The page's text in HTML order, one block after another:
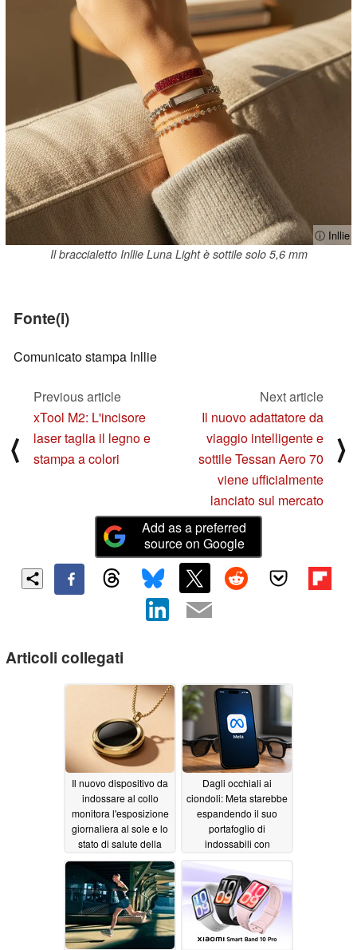
ⓘ Inllie
Il braccialetto Inllie Luna Light è sottile solo 5,6 mm
Fonte(i)
Comunicato stampa Inllie
⟨
Previous article
xTool M2: L'incisore
laser taglia il legno e
stampa a colori
Next article
Il nuovo adattatore da
viaggio intelligente e
sottile Tessan Aero 70
viene ufficialmente
lanciato sul mercato
⟩
Add as a preferred
source on Google
Articoli collegati
Il nuovo dispositivo da
indossare al collo
monitora l'esposizione
giornaliera al sole e lo
stato di salute della
pelle06/15/2026
Dagli occhiali ai
ciondoli: Meta starebbe
espandendo il suo
portafoglio di
indossabili con
06/02/2026